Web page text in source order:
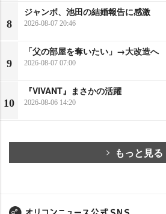
8
ジャンボ、池田の結婚報告に感激
2026-08-07 20:46
9
「父の部屋を奪いたい」→大改造へ
2026-08-07 07:00
10
『VIVANT』まさかの活躍
2026-08-06 14:20
もっと見る